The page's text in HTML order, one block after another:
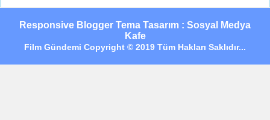
Responsive Blogger Tema Tasarım : Sosyal Medya
Kafe
Film Gündemi Copyright © 2019 Tüm Hakları Saklıdır...